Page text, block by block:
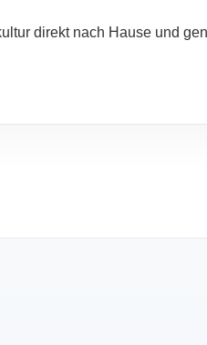
direkt nach Hause und